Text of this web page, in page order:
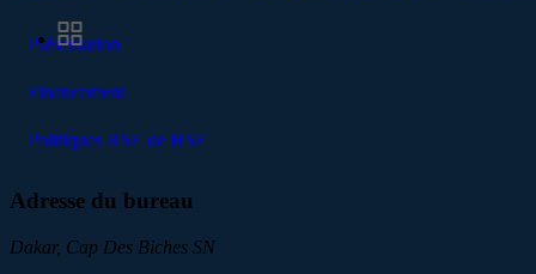
Présentation
Financement
Politiques RSE de HSE
Adresse du bureau
Dakar, Cap Des Biches SN